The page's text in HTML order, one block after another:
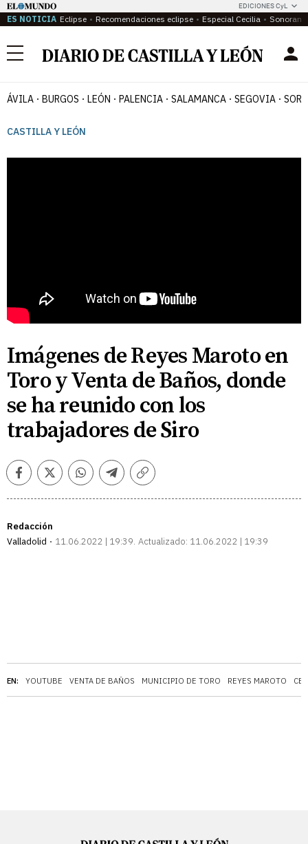
EDICIONES CyL
ES NOTICIA Eclipse Recomendaciones eclipse Especial Cecilia
Menú
ÁVILA BURGOS LEÓN PALENCIA SALAMANCA SEGOVIA
CASTILLA Y LEÓN
Imágenes de Reyes Maroto en
Toro y Venta de Baños, donde
se ha reunido con los
trabajadores de Siro
FacebookTwitterWhatsappTelegramCopiar
Redacción
Valladolid
11.06.2022 | 19:39 Actualizado: 11.06.2022 | 19:39
EN: YOUTUBE VENTA DE BAÑOS MUNICIPIO DE TORO REYES MAROTO